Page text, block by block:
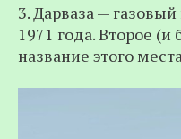
3. Дарваза —
1971 года. Второе
название этого